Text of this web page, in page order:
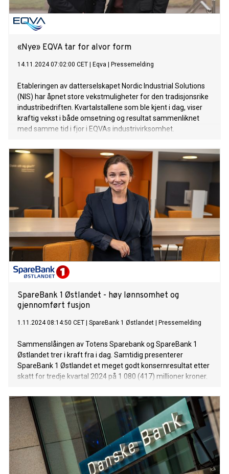
«Nye» EQVA tar for alvor form
14.11.2024 07:02:00 CET Eqva Pressemelding
Etableringen av datterselskapet Nordic Industrial Solutions
(NIS) har åpnet store vekstmuligheter for den tradisjonsrike
industribedriften. Kvartalstallene som ble kjent i dag, viser
kraftig vekst i både omsetning og resultat sammenliknet
med samme tid i fjor i EQVAs industrivirksomhet.
SpareBank 1 Østlandet - høy lønnsomhet og
gjennomført fusjon
1.11.2024 08:14:50 CET SpareBank 1 Østlandet Pressemelding
Sammenslåingen av Totens Sparebank og SpareBank 1
Østlandet trer i kraft fra i dag. Samtidig presenterer
SpareBank 1 Østlandet et meget godt konsernresultat etter
skatt for tredje kvartal 2024 på 1 080 (417) millioner kroner.